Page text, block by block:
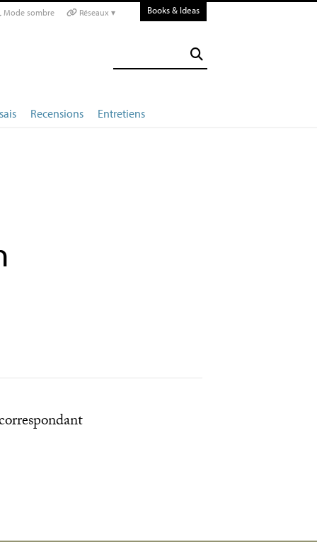
Mode sombre Réseaux ▾ Books & Ideas
Recensions Entretiens